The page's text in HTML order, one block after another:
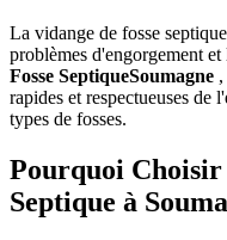
La vidange de fosse
problèmes d'engorgement
Fosse SeptiqueSoumagne
rapides et respectueuses de
types de fosses.
Pourquoi Choisir
Septique à